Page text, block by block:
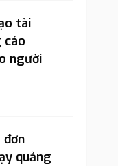
tài
cáo
người
đơn
quảng